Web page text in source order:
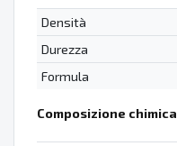
Densità
Durezza
Formula
Composizione chimica